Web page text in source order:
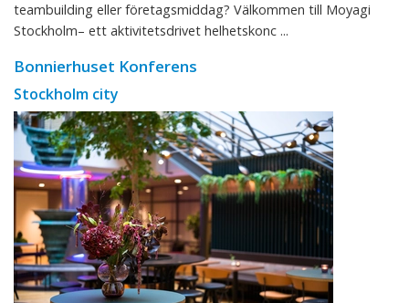
teambuilding eller företagsmiddag? Välkommen till Moyagi
Stockholm– ett aktivitetsdrivet helhetskonc ...
Bonnierhuset Konferens
Stockholm city